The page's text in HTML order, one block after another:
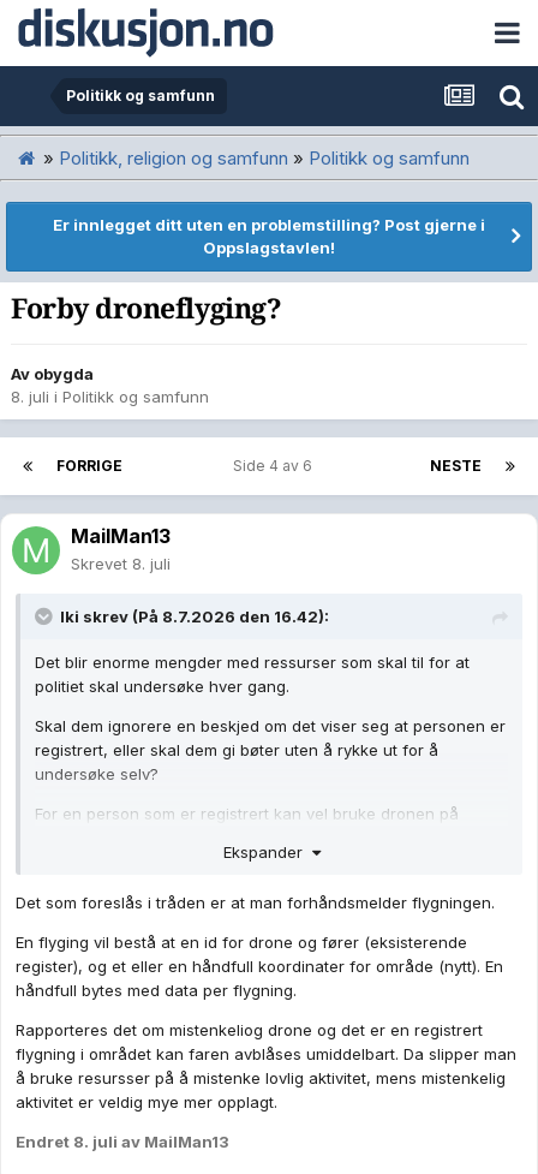
Politikk og samfunn
» Politikk, religion og samfunn » Politikk og samfunn
Er innlegget ditt uten en problemstilling? Post gjerne i
Oppslagstavlen!
Forby droneflyging?
Av obygda
8. juli i Politikk og samfunn
FORRIGE NESTE
Side 4 av 6
MailMan13
Skrevet 8. juli
Iki skrev (På 8.7.2026 den 16.42):
Det blir enorme mengder med ressurser som skal til for at
politiet skal undersøke hver gang.
Skal dem ignorere en beskjed om det viser seg at personen er
registrert, eller skal dem gi bøter uten å rykke ut for å
undersøke selv?
For en person som er registrert kan vel bruke dronen på
Ekspander
Det som foreslås i tråden er at man forhåndsmelder flygningen.
En flyging vil bestå at en id for drone og fører (eksisterende
register), og et eller en håndfull koordinater for område (nytt). En
håndfull bytes med data per flygning.
Rapporteres det om mistenkeliog drone og det er en registrert
flygning i området kan faren avblåses umiddelbart. Da slipper man
å bruke resursser på å mistenke lovlig aktivitet, mens mistenkelig
aktivitet er veldig mye mer opplagt.
Endret 8. juli av MailMan13